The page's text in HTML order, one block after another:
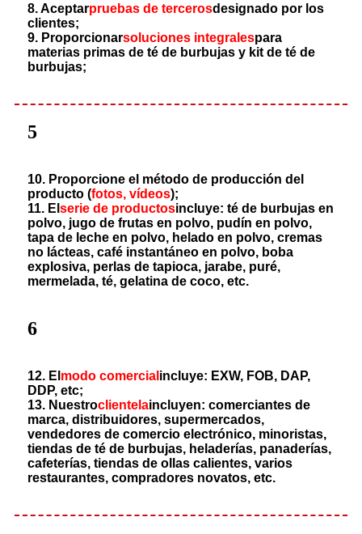
8. Aceptarpruebas de tercerosdesignado por los
clientes;
9. Proporcionarsoluciones integralespara
materias primas de té de burbujas y kit de té de
burbujas;
5
10. Proporcione el método de producción del
producto (fotos, vídeos);
11. El serie de productosincluye: té de burbujas en
polvo, jugo de frutas en polvo, pudín en polvo,
tapa de leche en polvo, helado en polvo, cremas
no lácteas, café instantáneo en polvo, boba
explosiva, perlas de tapioca, jarabe, puré,
mermelada, té, gelatina de coco, etc.
6
12. El modo comercial incluye: EXW, FOB, DAP,
DDP, etc;
13. Nuestroclientelaincluyen: comerciantes de
marca, distribuidores, supermercados,
vendedores de comercio electrónico, minoristas,
tiendas de té de burbujas, heladerías, panaderías,
cafeterías, tiendas de ollas calientes, varios
restaurantes, compradores novatos, etc.